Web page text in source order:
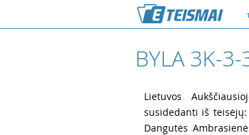
BYLA 3K-
Lietuvos
susidedanti iš
Dangutės